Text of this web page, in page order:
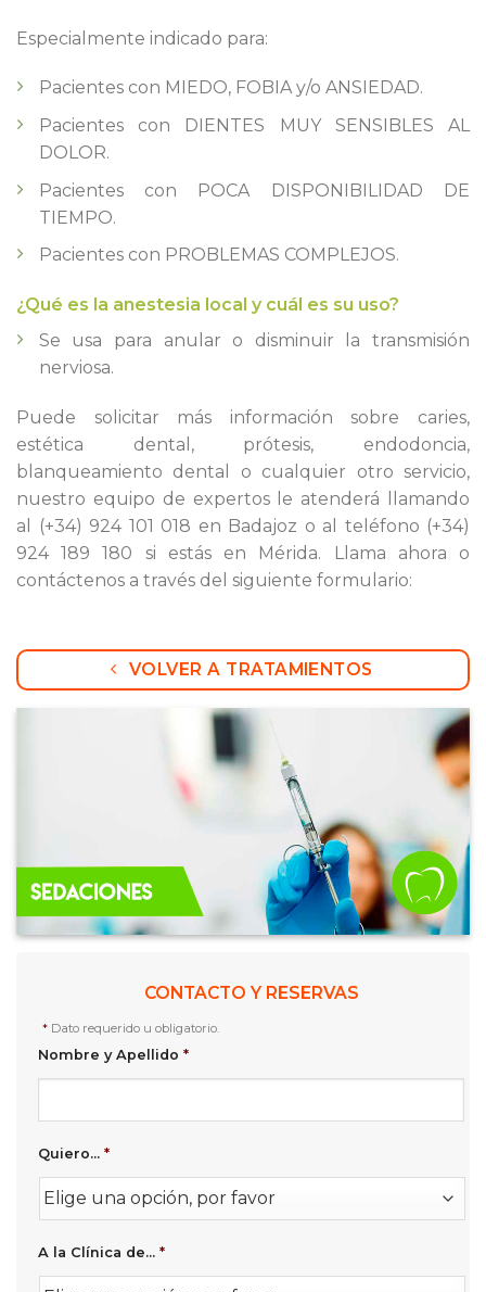
Especialmente indicado para:
Pacientes con MIEDO, FOBIA y/o ANSIEDAD.
Pacientes con DIENTES MUY SENSIBLES AL
DOLOR.
Pacientes con POCA DISPONIBILIDAD DE
TIEMPO.
Pacientes con PROBLEMAS COMPLEJOS.
¿Qué es la anestesia local y cuál es su uso?
Se usa para anular o disminuir la transmisión
nerviosa.
Puede solicitar más información sobre caries,
estética dental, prótesis, endodoncia,
blanqueamiento dental o cualquier otro servicio,
nuestro equipo de expertos le atenderá llamando
al (+34) 924 101 018 en Badajoz o al teléfono (+34)
924 189 180 si estás en Mérida. Llama ahora o
contáctenos a través del siguiente formulario:
VOLVER A TRATAMIENTOS
CONTACTO Y RESERVAS
* Dato requerido u obligatorio.
Nombre y Apellido *
Quiero... *
A la Clínica de... *